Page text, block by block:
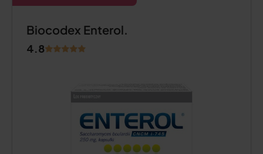
Biocodex Enterol.
4.8